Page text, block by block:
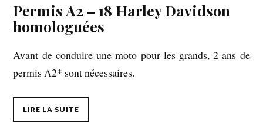
Permis A2 – 18 Harley Davidson
homologuées
Avant de conduire une moto pour les grands, 2 ans de
permis A2* sont nécessaires.
LIRE LA SUITE